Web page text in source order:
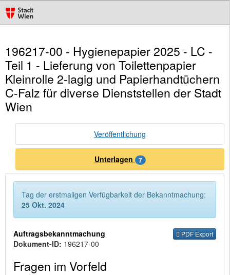
196217-00 - Hygienepapier 2025 - LC -
Teil 1 - Lieferung von Toilettenpapier
Kleinrolle 2-lagig und Papierhandtüchern
C-Falz für diverse Dienststellen der Stadt
Wien
Veröffentlichung
Unterlagen 7
Tag der erstmaligen Verfügbarkeit der Bekanntmachung:
25 Okt. 2024
PDF Export
Auftragsbekanntmachung
Dokument-ID: 196217-00
Fragen im Vorfeld